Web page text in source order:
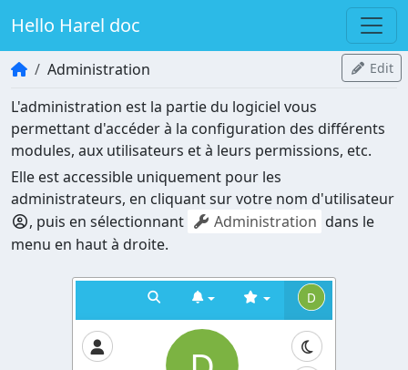
Hello Harel doc
Administration Edit
L'administration est la partie du logiciel vous
permettant d'accéder à la configuration des différents
modules, aux utilisateurs et à leurs permissions, etc.
Elle est accessible uniquement pour les
administrateurs, en cliquant sur votre nom d'utilisateur
, puis en sélectionnant
Administration dans le
menu en haut à droite.